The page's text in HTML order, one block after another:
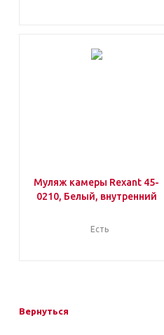
Муляж камеры Rexant 45-
0210, Белый, внутренний
Есть
Вернуться